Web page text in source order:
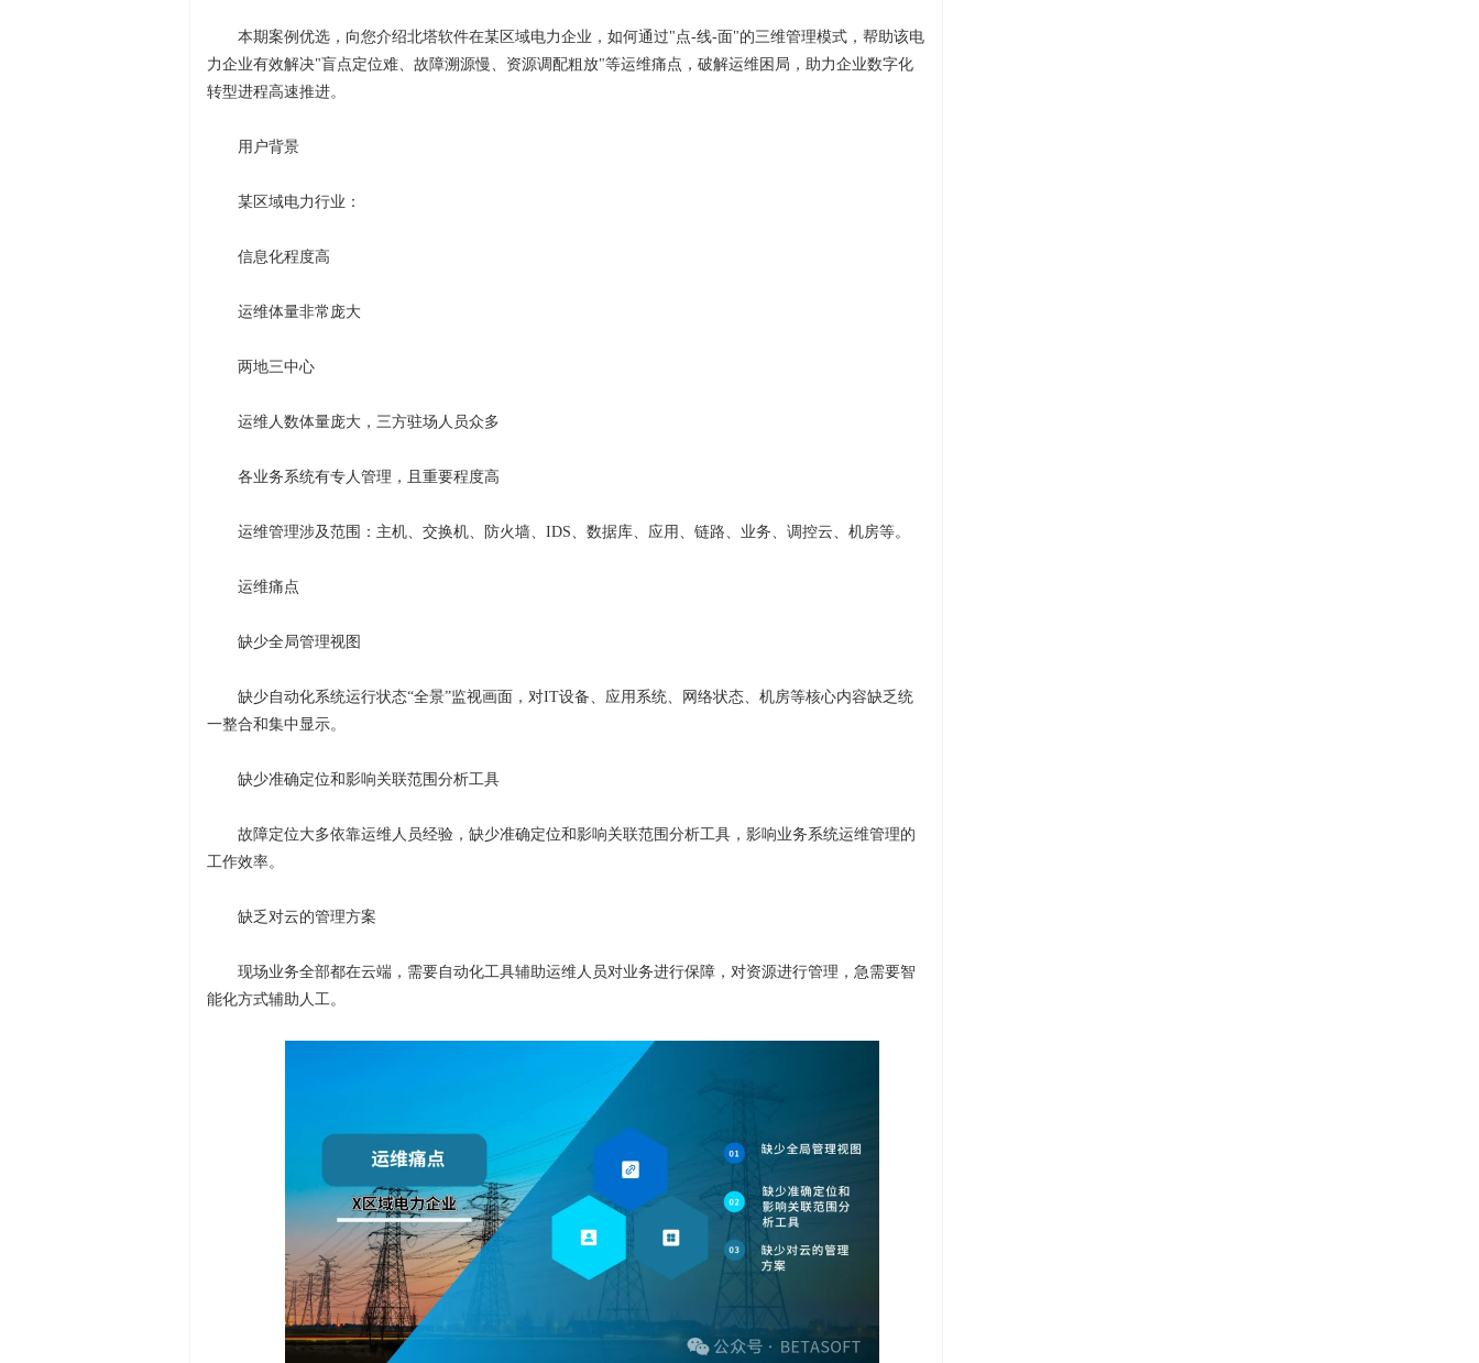
本期案例优选，向您介绍北塔软件在某区域电力企业，如何通过"点-线-面"的三维管理模式，帮助该电
力企业有效解决"盲点定位难、故障溯源慢、资源调配粗放"等运维痛点，破解运维困局，助力企业数字化
转型进程高速推进。
用户背景
某区域电力行业：
信息化程度高
运维体量非常庞大
两地三中心
运维人数体量庞大，三方驻场人员众多
各业务系统有专人管理，且重要程度高
运维管理涉及范围：主机、交换机、防火墙、IDS、数据库、应用、链路、业务、调控云、机房等。
运维痛点
缺少全局管理视图
缺少自动化系统运行状态“全景”监视画面，对IT设备、应用系统、网络状态、机房等核心内容缺乏统
一整合和集中显示。
缺少准确定位和影响关联范围分析工具
故障定位大多依靠运维人员经验，缺少准确定位和影响关联范围分析工具，影响业务系统运维管理的
工作效率。
缺乏对云的管理方案
现场业务全部都在云端，需要自动化工具辅助运维人员对业务进行保障，对资源进行管理，急需要智
能化方式辅助人工。